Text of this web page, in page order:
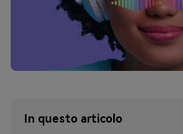
In questo articolo